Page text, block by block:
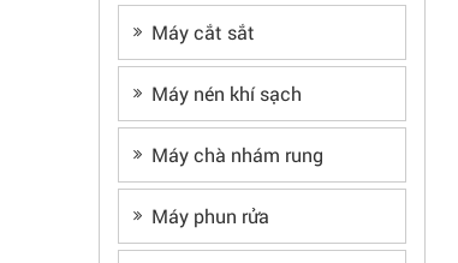
Máy cắt sắt
Máy nén khí sạch
Máy chà nhám rung
Máy phun rửa